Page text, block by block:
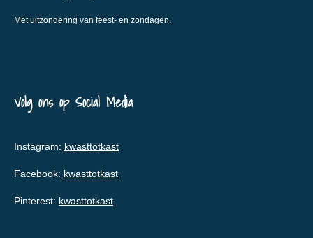
Met uitzondering van feest- en zondagen.
Volg ons op Social Media
Instagram: kwasttotkast
Facebook: kwasttotkast
Pinterest: kwasttotkast